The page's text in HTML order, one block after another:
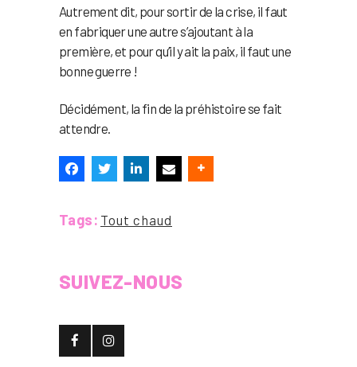
Autrement dit, pour sortir de la crise, il faut
en fabriquer une autre s’ajoutant à la
première, et pour qu’il y ait la paix, il faut une
bonne guerre !
Décidément, la fin de la préhistoire se fait
attendre.
Tags: Tout chaud
SUIVEZ-NOUS